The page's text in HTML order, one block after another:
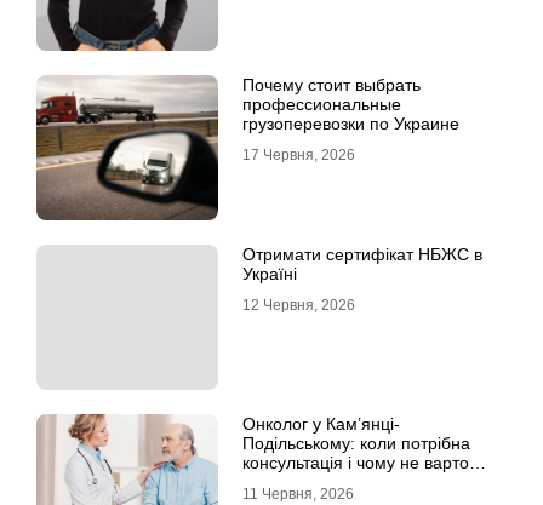
Почему стоит выбрать
профессиональные
грузоперевозки по Украине
17 Червня, 2026
Отримати сертифікат НБЖС в
Україні
12 Червня, 2026
Онколог у Кам’янці-
Подільському: коли потрібна
консультація і чому не варто
11 Червня, 2026